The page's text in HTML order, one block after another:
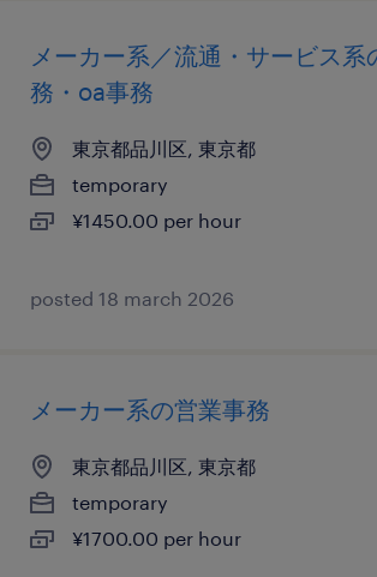
メーカー系／流通・サービス系
務・oa事務
東京都品川区, 東京都
temporary
¥1450.00 per hour
posted 18 march 2026
メーカー系の営業事務
東京都品川区, 東京都
temporary
¥1700.00 per hour